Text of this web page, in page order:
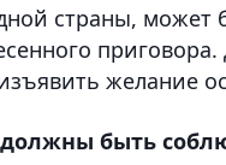
страны, может
желание
быть